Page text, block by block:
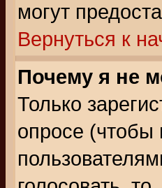
могут
Вернуться к
Почему я не
Только
опросе (чтобы